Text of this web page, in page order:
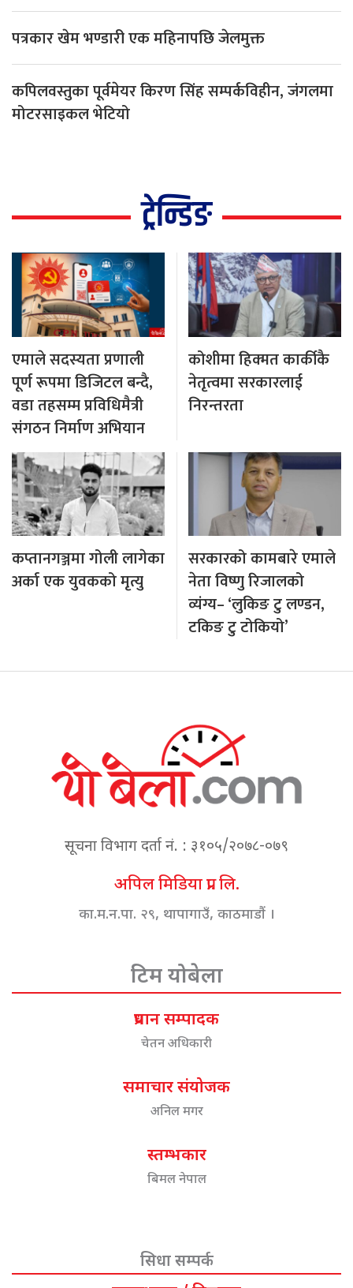
पत्रकार खेम भण्डारी एक महिनापछि जेलमुक्त
कपिलवस्तुका पूर्वमेयर किरण सिंह सम्पर्कविहीन, जंगलमा
मोटरसाइकल भेटियो
ट्रेन्डिङ
एमाले सदस्यता प्रणाली
पूर्ण रूपमा डिजिटल बन्दै,
वडा तहसम्म प्रविधिमैत्री
संगठन निर्माण अभियान
कोशीमा हिक्मत कार्कीकै
नेतृत्वमा सरकारलाई
निरन्तरता
कप्तानगञ्जमा गोली लागेका
अर्का एक युवकको मृत्यु
सरकारको कामबारे एमाले
नेता विष्णु रिजालको
व्यंग्य– ‘लुकिङ टु लण्डन,
टकिङ टु टोकियो’
सूचना विभाग दर्ता नं. : ३१०५/२०७८-०७९
अपिल मिडिया प्रा. लि.
का.म.न.पा. २९, थापागाउँ, काठमाडौं ।
टिम योबेला
प्रधान सम्पादक
चेतन अधिकारी
समाचार संयोजक
अनिल मगर
स्तम्भकार
बिमल नेपाल
सिधा सम्पर्क